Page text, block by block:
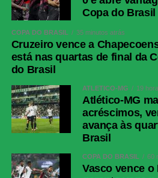
Copa do Brasil
COPA DO BRASIL 35 minutos atrás
Cruzeiro vence a
está nas quartas de final da
do Brasil
ATLÉTICO-MG 19
Atlético-MG
acréscimos,
avança às
Brasil
COPA DO BRASIL 60
Vasco vence o